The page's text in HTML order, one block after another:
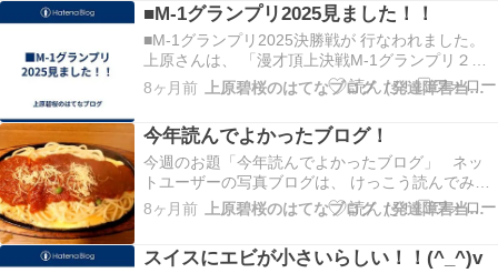
クにした紅葉が 綺麗ですね～…
■M-1グランプリ2025見ました！！
■M-1グランプリ2025決勝戦が 行なわれました。
上原さんは、 「漫才頂上決戦M-1グランプリ２０
２５」を テレビ朝日系列で、昨夜ずっと見ていま
した。 21代目王者、たくろうがチャンピオンにな
が一番 面白かった感じもしました。 …
8ヶ月前 上原碧桜のはてなブログ（発達障害当事者）
今年読んでよかったブログ！
今週のお題「今年読んでよかったブログ」 ネッ
トユーザーの写真ブログは、 けっこう読んでみ
て、為になりました。 僕は辻希美さん、西野未
姫さんの Amebaブログには、目を通すようにして
たいな小説や、 詩作品などの制作ブログな…
8ヶ月前 上原碧桜のはてなブログ（発達障害当事者）
スイスにエビが小さいらしい！！(^_^)v